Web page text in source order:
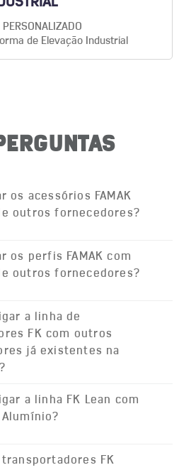
PERSONALIZADO
de Elevação Industrial
os acessórios FAMAK
outros fornecedores?
os perfis FAMAK com
outros fornecedores?
a linha de
FK com outros
já existentes na
a linha FK Lean com
FK